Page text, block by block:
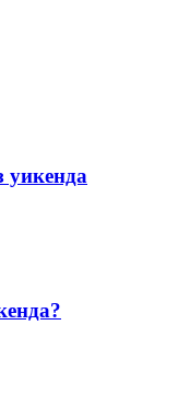
уикенда